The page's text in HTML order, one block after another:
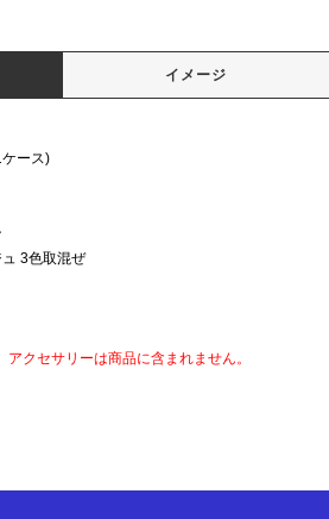
イメージ
ース)
3色取混ぜ
クセサリーは商品に含まれません。